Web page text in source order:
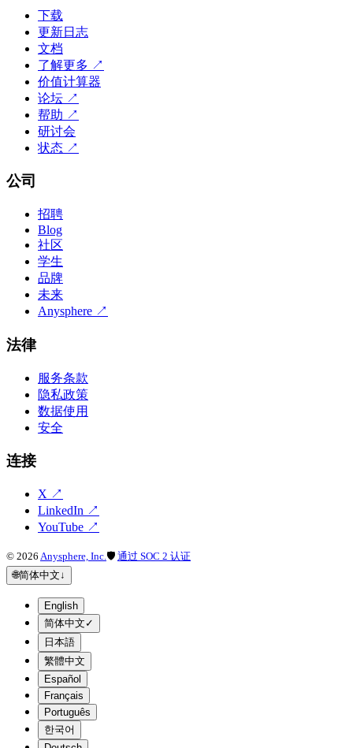
下载
更新日志
文档
了解更多 ↗
价值计算器
论坛 ↗
帮助 ↗
研讨会
状态 ↗
公司
招聘
Blog
社区
学生
品牌
未来
Anysphere ↗
法律
服务条款
隐私政策
数据使用
安全
连接
X ↗
LinkedIn ↗
YouTube ↗
© 2026 Anysphere, Inc. 🛡 通过 SOC 2 认证
🌐简体中文↓
English
简体中文 ✓
日本語
繁體中文
Español
Français
Português
한국어